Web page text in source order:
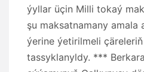
ýyllar üçin Milli tokaý
şu maksatnamany amala
ýerine ýetirilmeli
tassyklanyldy. ***